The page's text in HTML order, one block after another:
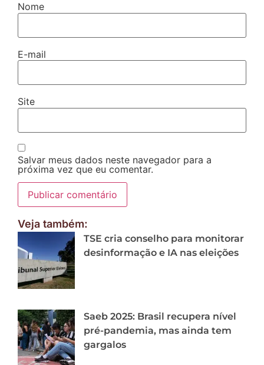
Nome
E-mail
Site
Salvar meus dados neste navegador para a
próxima vez que eu comentar.
Veja também:
TSE cria conselho para monitorar
desinformação e IA nas eleições
Saeb 2025: Brasil recupera nível
pré-pandemia, mas ainda tem
gargalos